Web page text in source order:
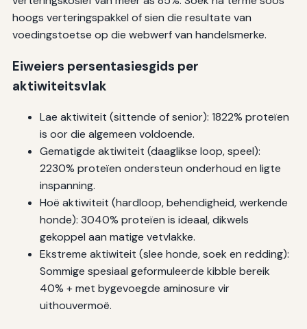
hoogs verteringspakkel of sien die resultate van
voedingstoetse op die webwerf van handelsmerke.
Eiweiers persentasiesgids per
aktiwiteitsvlak
Lae aktiwiteit (sittende of senior): 1822% proteïen
is oor die algemeen voldoende.
Gematigde aktiwiteit (daaglikse loop, speel):
2230% proteïen ondersteun onderhoud en ligte
inspanning.
Hoë aktiwiteit (hardloop, behendigheid, werkende
honde): 3040% proteïen is ideaal, dikwels
gekoppel aan matige vetvlakke.
Ekstreme aktiwiteit (slee honde, soek en redding):
Sommige spesiaal geformuleerde kibble bereik
40% + met bygevoegde aminosure vir
uithouvermoë.